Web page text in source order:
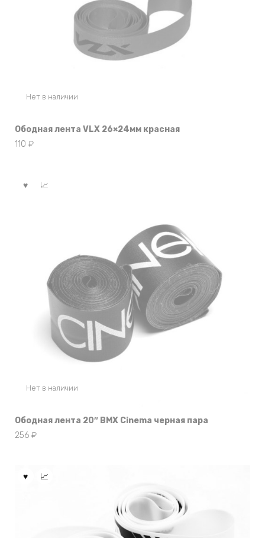
Нет в наличии
Ободная лента VLX 26×24мм красная
110 ₽
Нет в наличии
Ободная лента 20″ BMX Cinema черная пара
256 ₽